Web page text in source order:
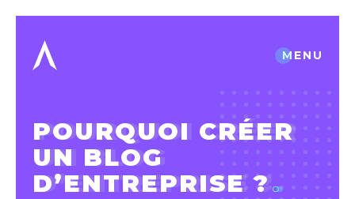
MENU
POURQUOI CRÉER
UN BLOG
D’ENTREPRISE ?